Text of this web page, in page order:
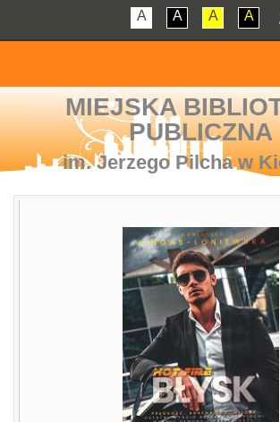
A A A A
MIEJSKA
PUBLICZNA
im. Jerzego Pilcha w